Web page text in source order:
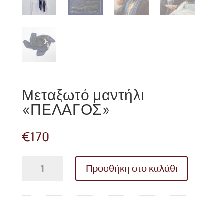
Μεταξωτό μαντήλι
«ΠΕΛΑΓΟΣ»
€170
μαντήλι
ποσότητα
Προσθήκη στο καλάθι